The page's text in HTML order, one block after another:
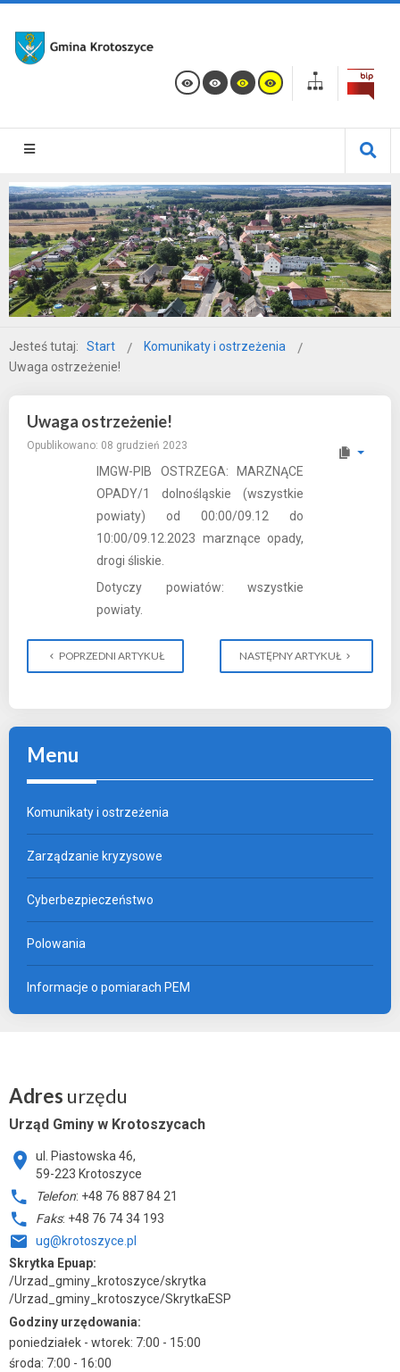
Jesteś tutaj: Start
Komunikaty i ostrzeżenia
Uwaga ostrzeżenie!
Uwaga ostrzeżenie!
Opublikowano: 08 grudzień 2023
IMGW-PIB OSTRZEGA: MARZNĄCE
OPADY/1 dolnośląskie (wszystkie
powiaty) od 00:00/09.12 do
10:00/09.12.2023 marznące opady,
drogi śliskie.
Dotyczy powiatów: wszystkie
powiaty.
POPRZEDNI ARTYKUŁ NASTĘPNY ARTYKUŁ
Menu
Komunikaty i ostrzeżenia
Zarządzanie kryzysowe
Cyberbezpieczeństwo
Polowania
Informacje o pomiarach PEM
Adres urzędu
Urząd Gminy w Krotoszycach
ul. Piastowska 46,
59-223 Krotoszyce
Telefon: +48 76 887 84 21
Faks: +48 76 74 34 193
ug@krotoszyce.pl
Skrytka Epuap:
/Urzad_gminy_krotoszyce/skrytka
/Urzad_gminy_krotoszyce/SkrytkaESP
Godziny urzędowania:
poniedziałek - wtorek: 7:00 - 15:00
środa: 7:00 - 16:00